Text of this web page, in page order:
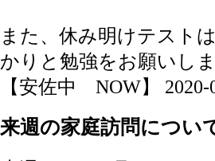
また、休み明けテスト
かりと勉強をお願いし
【安佐中 NOW】 2020-
来週の家庭訪問につい